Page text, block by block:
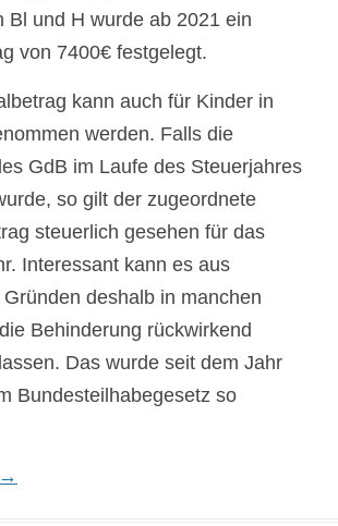
Bl und H wurde ab 2021 ein
von 7400€ festgelegt.
kann auch für Kinder in
werden. Falls die
GdB im Laufe des Steuerjahres
so gilt der zugeordnete
steuerlich gesehen für das
Interessant kann es aus
deshalb in manchen
Behinderung rückwirkend
Das wurde seit dem Jahr
Bundesteilhabegesetz so
mit dem
→